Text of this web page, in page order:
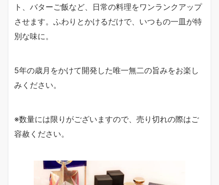
ト、バターご飯など、日常の料理をワンランクアップ
させます。ふわりとかけるだけで、いつもの一皿が特
別な味に。
5年の歳月をかけて開発した唯一無二の旨みをお楽し
みください。
※数量には限りがございますので、売り切れの際はご
容赦ください。